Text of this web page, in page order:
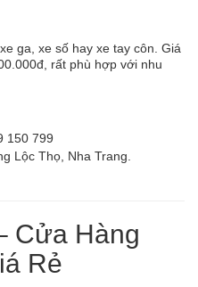
ga, xe số hay xe tay côn. Giá
rất phù hợp với nhu
150 799
Lộc Thọ, Nha Trang.
Cửa Hàng
Rẻ